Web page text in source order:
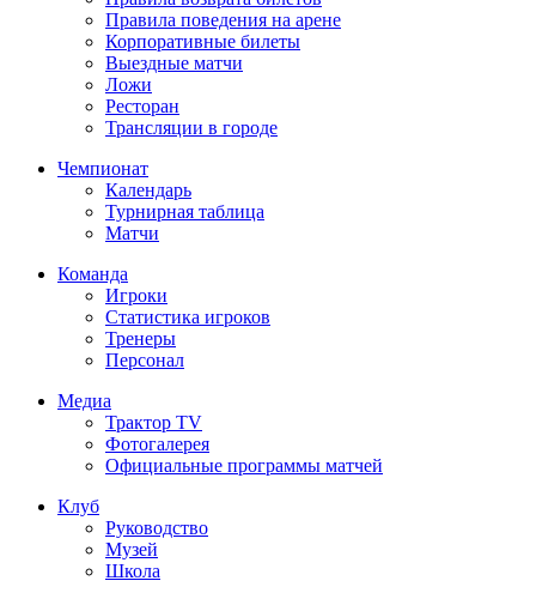
Правила поведения на арене
Корпоративные билеты
Выездные матчи
Ложи
Ресторан
Трансляции в городе
Чемпионат
Календарь
Турнирная таблица
Матчи
Команда
Игроки
Статистика игроков
Тренеры
Персонал
Медиа
Трактор TV
Фотогалерея
Официальные программы матчей
Клуб
Руководство
Музей
Школа